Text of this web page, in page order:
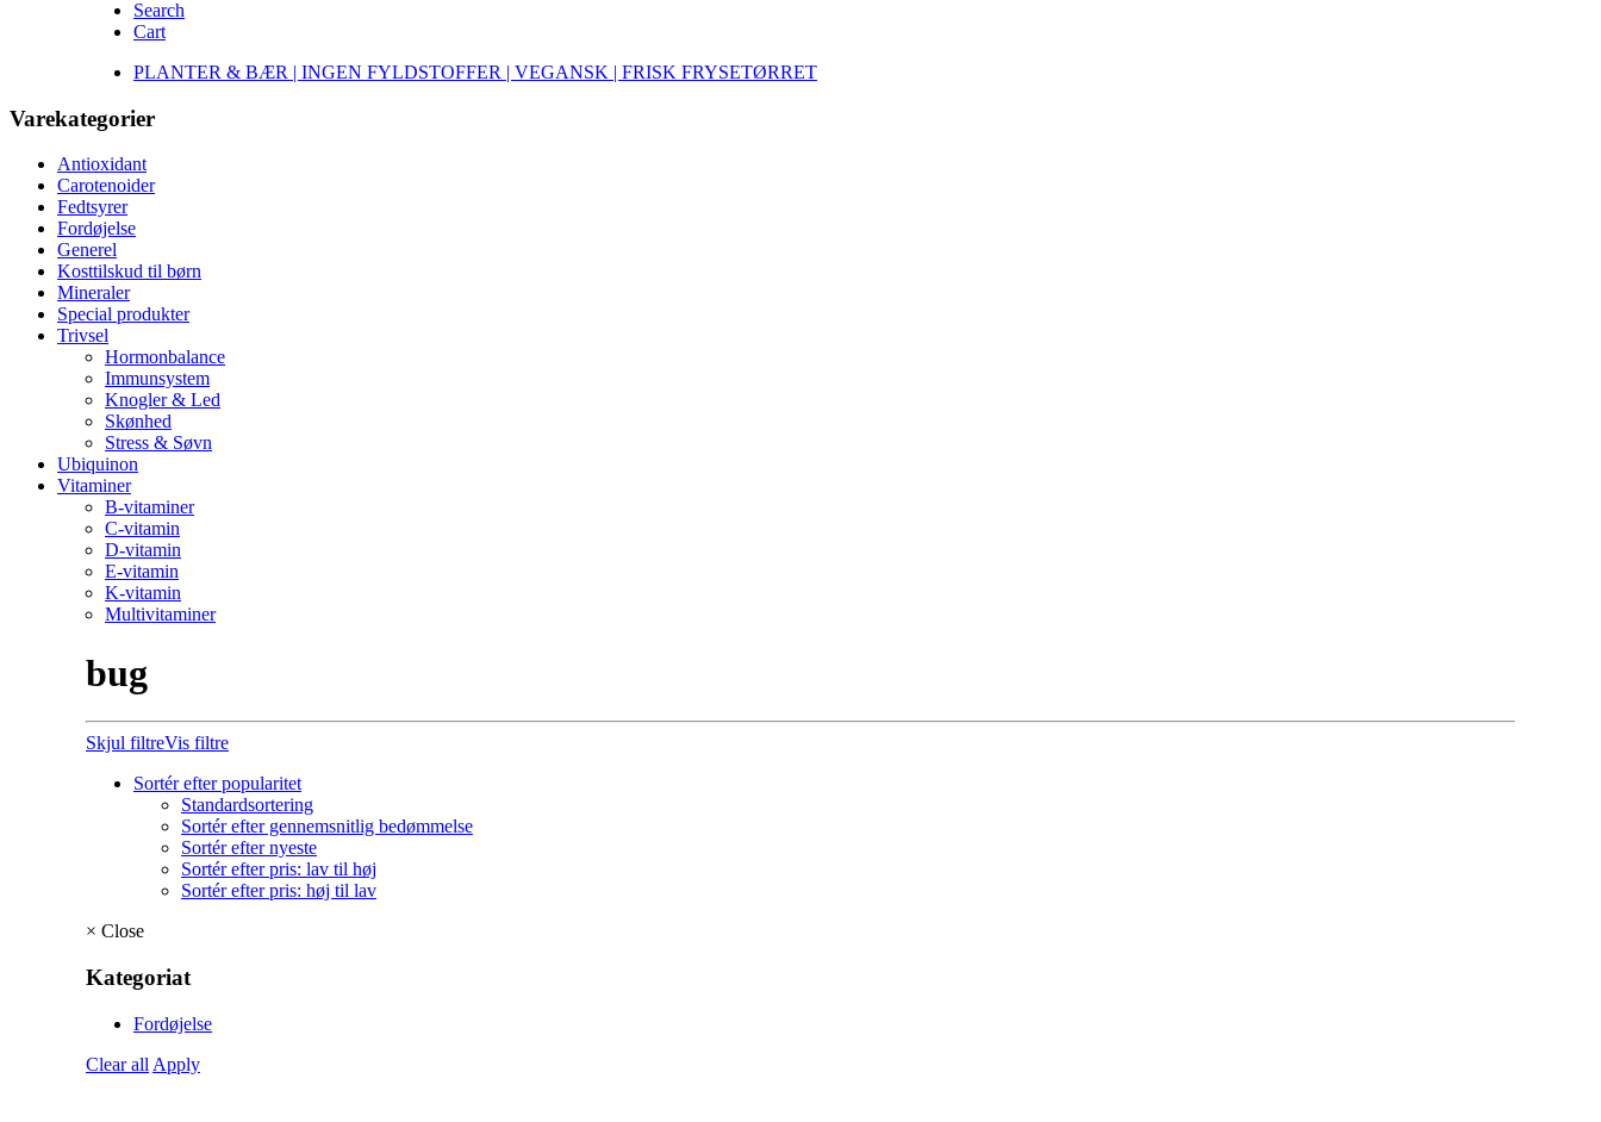
Search
Cart
PLANTER & BÆR | INGEN FYLDSTOFFER | VEGANSK | FRISK FRYSETØRRET
Varekategorier
Antioxidant
Carotenoider
Fedtsyrer
Fordøjelse
Generel
Kosttilskud til børn
Mineraler
Special produkter
Trivsel
Hormonbalance
Immunsystem
Knogler & Led
Skønhed
Stress & Søvn
Ubiquinon
Vitaminer
B-vitaminer
C-vitamin
D-vitamin
E-vitamin
K-vitamin
Multivitaminer
bug
Skjul filtreVis filtre
Sortér efter popularitet
Standardsortering
Sortér efter gennemsnitlig bedømmelse
Sortér efter nyeste
Sortér efter pris: lav til høj
Sortér efter pris: høj til lav
× Close
Kategoriat
Fordøjelse
Clear all Apply